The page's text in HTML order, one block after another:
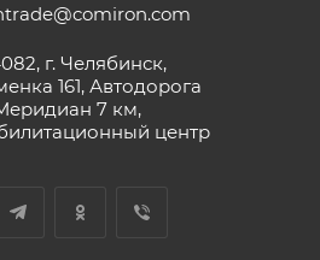
г. Челябинск,
161, Автодорога
7 км,
центр